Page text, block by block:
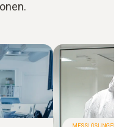
MESSLÖSUNGEN